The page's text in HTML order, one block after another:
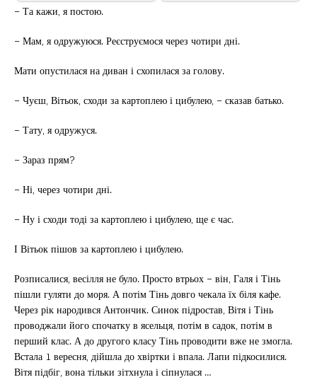
– Та кажи, я постою.
– Мам, я одружуюся. Реєструємося через чотири дні.
Мати опустилася на диван і схопилася за голову.
– Чуєш, Вітьок, сходи за картоплею і цибулею, – сказав батько.
– Тату, я одружуся.
– Зараз прям?
– Ні, через чотири дні.
– Ну і сходи тоді за картоплею і цибулею, ще є час.
І Вітьок пішов за картоплею і цибулею.
Розписалися, весілля не було. Просто втрьох – він, Галя і Тінь
пішли гуляти до моря. А потім Тінь довго чекала їх біля кафе.
Через рік народився Антончик. Синок підростав, Вітя і Тінь
проводжали його спочатку в ясельця, потім в садок, потім в
перший клас. А до другого класу Тінь проводити вже не змогла.
Встала 1 вересня, дійшла до хвіртки і впала. Лапи підкосилися.
Вітя підбіг, вона тільки зітхнула і сіпнулася …